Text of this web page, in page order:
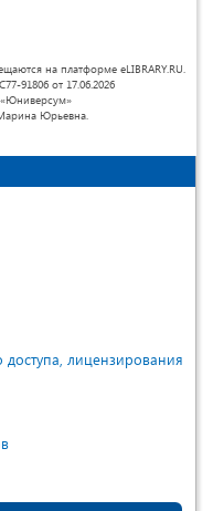
на платформе eLIBRARY.RU.
91806 от 17.06.2026
Юрьевна.
доступа, лицензирования